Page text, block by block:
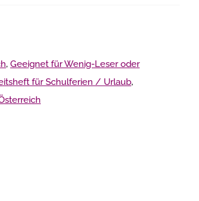
, Geeignet für Wenig-Leser oder
für Schulferien / Urlaub,